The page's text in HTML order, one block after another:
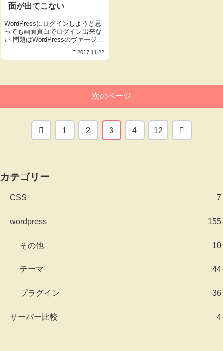
面が出てこない
WordPressにログインしようと思
っても画面真白でログイン出来な
い 問題はWordPressのヴァージョ
した。 とりあえずPHPのヴァージ
2017.11.22
次のページ
前 1 2 3 4 12 次
カテゴリー
CSS 7
wordpress 155
その他 10
テーマ 44
プラグイン 36
サーバー比較 4